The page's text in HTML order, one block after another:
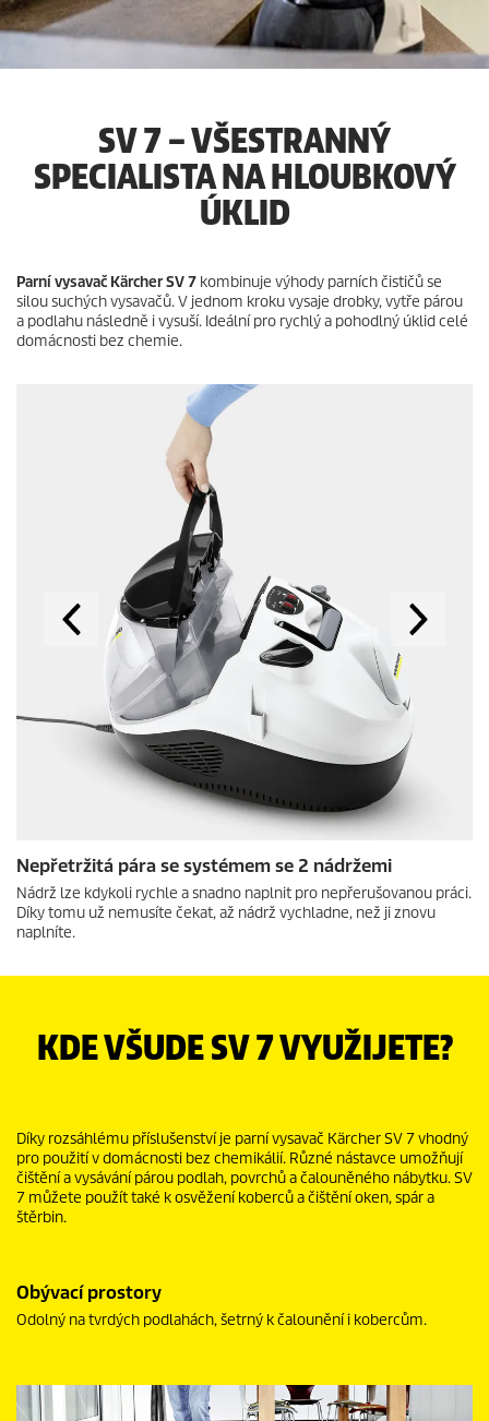
SV 7 – VŠESTRANNÝ
SPECIALISTA NA HLOUBKOVÝ
ÚKLID
Parní vysavač Kärcher SV 7 kombinuje výhody parních čističů se
silou suchých vysavačů. V jednom kroku vysaje drobky, vytře párou
a podlahu následně i vysuší. Ideální pro rychlý a pohodlný úklid celé
domácnosti bez chemie.
Nepřetržitá pára se systémem se 2 nádržemi
Nádrž lze kdykoli rychle a snadno naplnit pro nepřerušovanou práci.
Díky tomu už nemusíte čekat, až nádrž vychladne, než ji znovu
naplníte.
KDE VŠUDE SV 7 VYUŽIJETE?
Díky rozsáhlému příslušenství je parní vysavač Kärcher SV 7 vhodný
pro použití v domácnosti bez chemikálií. Různé nástavce umožňují
čištění a vysávání párou podlah, povrchů a čalouněného nábytku. SV
7 můžete použít také k osvěžení koberců a čištění oken, spár a
štěrbin.
Obývací prostory
Odolný na tvrdých podlahách, šetrný k čalounění i kobercům.